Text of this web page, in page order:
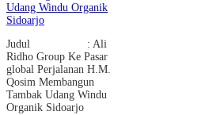
Udang Windu Organik
Sidoarjo
Judul : Ali
Ridho Group Ke Pasar
global Perjalanan H.M.
Qosim Membangun
Tambak Udang Windu
Organik Sidoarjo